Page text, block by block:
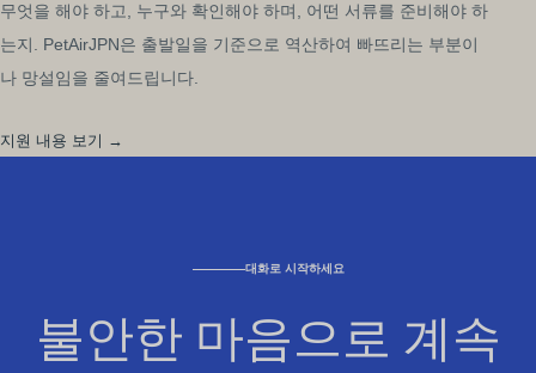
무엇을 해야 하고, 누구와 확인해야 하며, 어떤 서류를 준비해야 하
는지. PetAirJPN은 출발일을 기준으로 역산하여 빠뜨리는 부분이
나 망설임을 줄여드립니다.
지원 내용 보기 →
대화로 시작하세요
불안한 마음으로 계속